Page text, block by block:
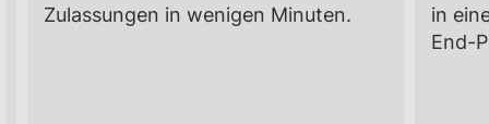
Zulassungen in wenigen Minuten.
in
End-